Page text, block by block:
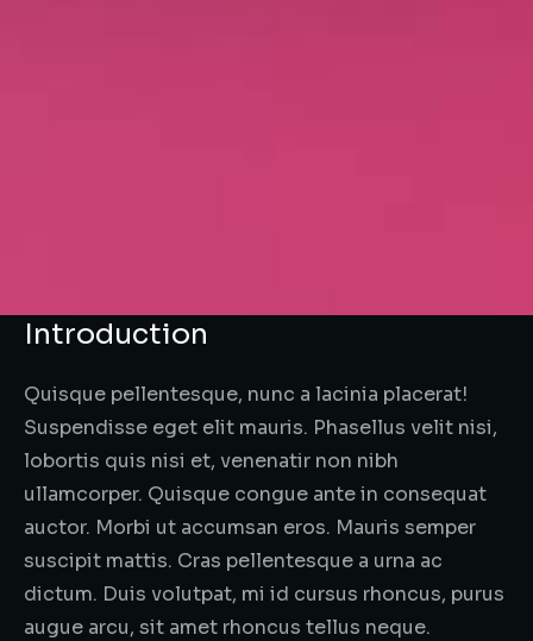
Introduction
Quisque pellentesque, nunc a lacinia placerat!
Suspendisse eget elit mauris. Phasellus velit nisi,
lobortis quis nisi et, venenatir non nibh
ullamcorper. Quisque congue ante in consequat
auctor. Morbi ut accumsan eros. Mauris semper
suscipit mattis. Cras pellentesque a urna ac
dictum. Duis volutpat, mi id cursus rhoncus, purus
augue arcu, sit amet rhoncus tellus neque.